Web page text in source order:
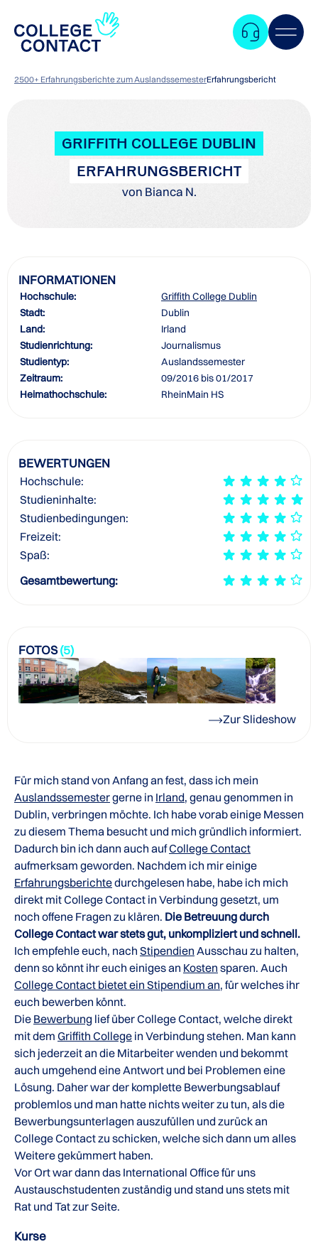
2500+ Erfahrungsberichte zum AuslandssemesterErfahrungsbericht
GRIFFITH COLLEGE DUBLIN
ERFAHRUNGSBERICHT
von Bianca N.
INFORMATIONEN
Hochschule:
Griffith College Dublin
Stadt:
Dublin
Land:
Irland
Studienrichtung:
Journalismus
Studientyp:
Auslandssemester
Zeitraum:
09/2016 bis 01/2017
Heimathochschule:
RheinMain HS
BEWERTUNGEN
Hochschule:
Studieninhalte:
Studienbedingungen:
Freizeit:
Spaß:
Gesamtbewertung:
FOTOS(5)
Zur Slideshow
Für mich stand von Anfang an fest, dass ich mein
Auslandssemestergerne in Irland, genau genommen in
Dublin, verbringen möchte. Ich habe vorab einige Messen
zu diesem Thema besucht und mich gründlich informiert.
Dadurch bin ich dann auch aufCollege Contact
aufmerksam geworden. Nachdem ich mir einige
Erfahrungsberichtedurchgelesen habe, habe ich mich
direkt mit College Contact in Verbindung gesetzt, um
noch offene Fragen zu klären. Die Betreuung durch
College Contact war stets gut, unkompliziert und schnell.
Ich empfehle euch, nach Stipendien Ausschau zu halten,
denn so könnt ihr euch einiges an Kosten sparen. Auch
College Contact bietet ein Stipendium an, für welches ihr
euch bewerben könnt.
Die Bewerbung lief über College Contact, welche direkt
mit dem Griffith College in Verbindung stehen. Man kann
sich jederzeit an die Mitarbeiter wenden und bekommt
auch umgehend eine Antwort und bei Problemen eine
Lösung. Daher war der komplette Bewerbungsablauf
problemlos und man hatte nichts weiter zu tun, als die
Bewerbungsunterlagen auszufüllen und zurück an
College Contact zu schicken, welche sich dann um alles
Weitere gekümmert haben.
Vor Ort war dann das International Office für uns
Austauschstudenten zuständig und stand uns stets mit
Rat und Tat zur Seite.
Kurse